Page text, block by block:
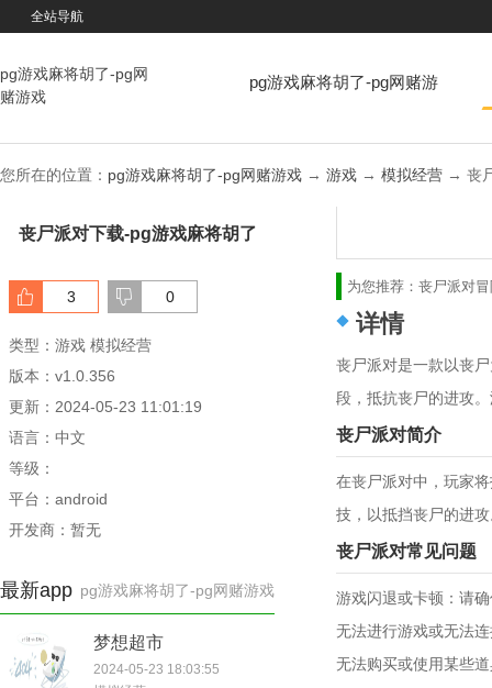
全站导航
pg游戏麻将胡了-pg网
赌游戏
pg游戏麻将胡了-pg网赌游
您所在的位置： pg游戏麻将胡了-pg网赌游戏 → 游戏 → 模拟经营 → 丧
丧尸派对下载-pg游戏麻将胡了
3 0
类型：游戏 模拟经营
版本：v1.0.356
更新：2024-05-23 11:01:19
语言：中文
等级：
平台：android
开发商：暂无
pg游戏麻将胡了-pg网赌游戏
最新app
梦想超市
2024-05-23 18:03:55
为您推荐： 丧尸派对
详情
丧尸派对是一款以丧
段，抵抗丧尸的进攻
丧尸派对简介
在丧尸派对中，玩家
技，以抵挡丧尸的进
丧尸派对常见问题
游戏闪退或卡顿：请
无法进行游戏或无法
无法购买或使用某些